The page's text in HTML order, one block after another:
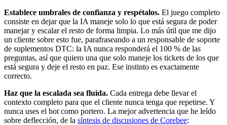
Establece umbrales de confianza y respétalos. El juego completo
consiste en dejar que la IA maneje solo lo que está segura de poder
manejar y escalar el resto de forma limpia. Lo más útil que me dijo
un cliente sobre esto fue, parafraseando a un responsable de soporte
de suplementos DTC: la IA nunca responderá el 100 % de las
preguntas, así que quiero una que solo maneje los tickets de los que
está segura y deje el resto en paz. Ese instinto es exactamente
correcto.
Haz que la escalada sea fluida. Cada entrega debe llevar el
contexto completo para que el cliente nunca tenga que repetirse. Y
nunca uses el bot como portero. La mejor advertencia que he leído
sobre deflección, de la síntesis de discusiones de Corebee: